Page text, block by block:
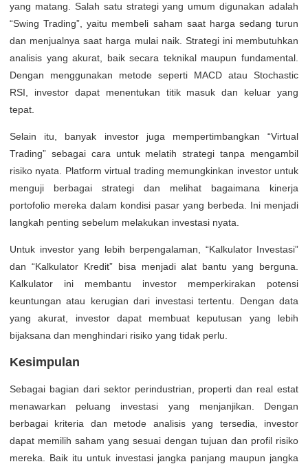
yang matang. Salah satu strategi yang umum digunakan adalah
“Swing Trading”, yaitu membeli saham saat harga sedang turun
dan menjualnya saat harga mulai naik. Strategi ini membutuhkan
analisis yang akurat, baik secara teknikal maupun fundamental.
Dengan menggunakan metode seperti MACD atau Stochastic
RSI, investor dapat menentukan titik masuk dan keluar yang
tepat.
Selain itu, banyak investor juga mempertimbangkan “Virtual
Trading” sebagai cara untuk melatih strategi tanpa mengambil
risiko nyata. Platform virtual trading memungkinkan investor untuk
menguji berbagai strategi dan melihat bagaimana kinerja
portofolio mereka dalam kondisi pasar yang berbeda. Ini menjadi
langkah penting sebelum melakukan investasi nyata.
Untuk investor yang lebih berpengalaman, “Kalkulator Investasi”
dan “Kalkulator Kredit” bisa menjadi alat bantu yang berguna.
Kalkulator ini membantu investor memperkirakan potensi
keuntungan atau kerugian dari investasi tertentu. Dengan data
yang akurat, investor dapat membuat keputusan yang lebih
bijaksana dan menghindari risiko yang tidak perlu.
Kesimpulan
Sebagai bagian dari sektor perindustrian, properti dan real estat
menawarkan peluang investasi yang menjanjikan. Dengan
berbagai kriteria dan metode analisis yang tersedia, investor
dapat memilih saham yang sesuai dengan tujuan dan profil risiko
mereka. Baik itu untuk investasi jangka panjang maupun jangka